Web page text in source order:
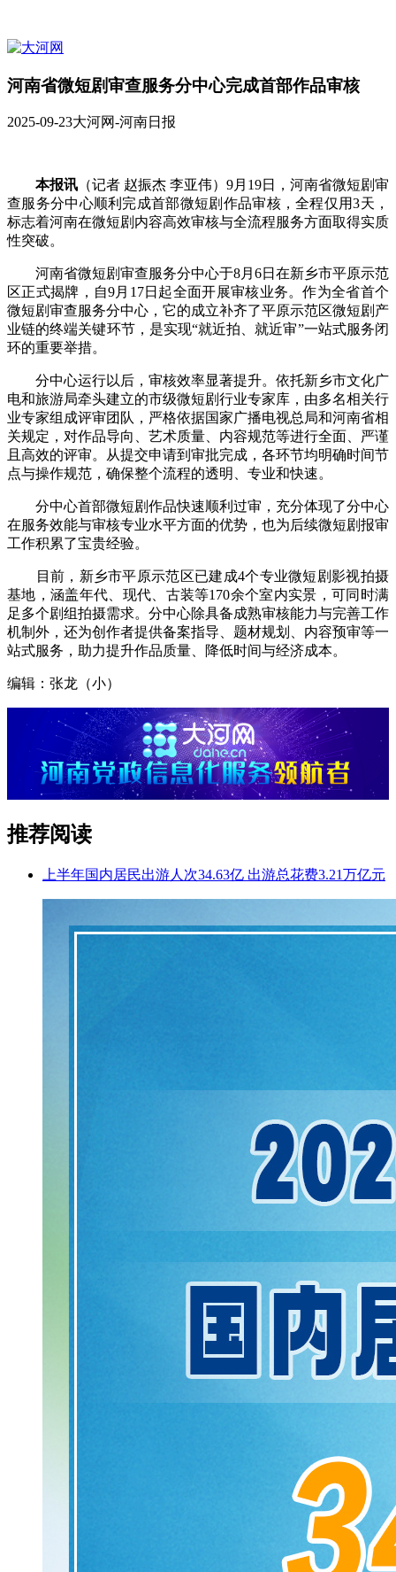
河南省微短剧审查服务分中心完成首部作品审核
2025-09-23大河网-河南日报
本报讯 （记者 赵振杰 李亚伟）9月19日，河南省微短剧审
查服务分中心顺利完成首部微短剧作品审核，全程仅用3天，
标志着河南在微短剧内容高效审核与全流程服务方面取得实质
性突破。
河南省微短剧审查服务分中心于8月6日在新乡市平原示范
区正式揭牌，自9月17日起全面开展审核业务。作为全省首个
微短剧审查服务分中心，它的成立补齐了平原示范区微短剧产
业链的终端关键环节，是实现“就近拍、就近审”一站式服务闭
环的重要举措。
分中心运行以后，审核效率显著提升。依托新乡市文化广
电和旅游局牵头建立的市级微短剧行业专家库，由多名相关行
业专家组成评审团队，严格依据国家广播电视总局和河南省相
关规定，对作品导向、艺术质量、内容规范等进行全面、严谨
且高效的评审。从提交申请到审批完成，各环节均明确时间节
点与操作规范，确保整个流程的透明、专业和快速。
分中心首部微短剧作品快速顺利过审，充分体现了分中心
在服务效能与审核专业水平方面的优势，也为后续微短剧报审
工作积累了宝贵经验。
目前，新乡市平原示范区已建成4个专业微短剧影视拍摄
基地，涵盖年代、现代、古装等170余个室内实景，可同时满
足多个剧组拍摄需求。分中心除具备成熟审核能力与完善工作
机制外，还为创作者提供备案指导、题材规划、内容预审等一
站式服务，助力提升作品质量、降低时间与经济成本。
编辑：张龙（小）
推荐阅读
上半年国内居民出游人次34.63亿 出游总花费3.21万亿元